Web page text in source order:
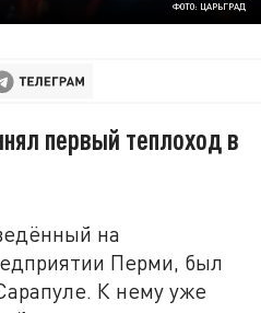
ФОТО: ЦАРЬГРАД
первый теплоход в
на
Перми, был
К нему уже